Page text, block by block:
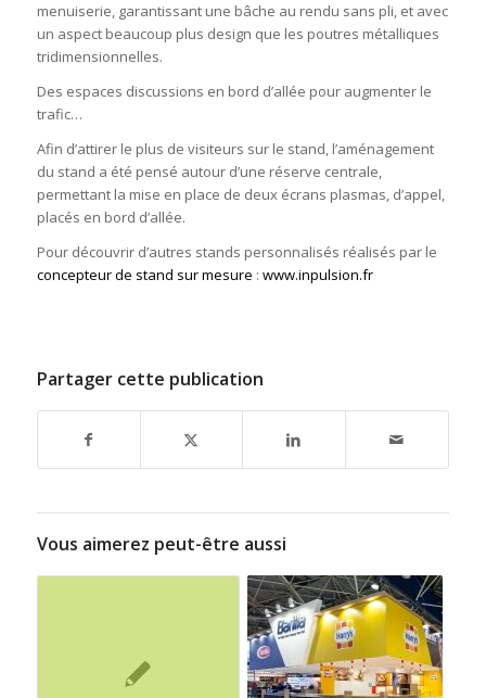
menuiserie, garantissant une bâche au rendu sans pli, et avec
un aspect beaucoup plus design que les poutres métalliques
tridimensionnelles.
Des espaces discussions en bord d’allée pour augmenter le
trafic…
Afin d’attirer le plus de visiteurs sur le stand, l’aménagement
du stand a été pensé autour d’une réserve centrale,
permettant la mise en place de deux écrans plasmas, d’appel,
placés en bord d’allée.
Pour découvrir d’autres stands personnalisés réalisés par le
concepteur de stand sur mesure : www.inpulsion.fr
Partager cette publication
Vous aimerez peut-être aussi